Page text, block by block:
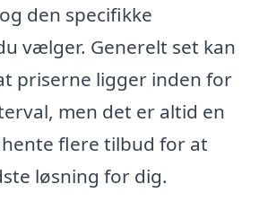
den specifikke
vælger. Generelt set kan
priserne ligger inden for
men det er altid en
flere tilbud for at
løsning for dig.